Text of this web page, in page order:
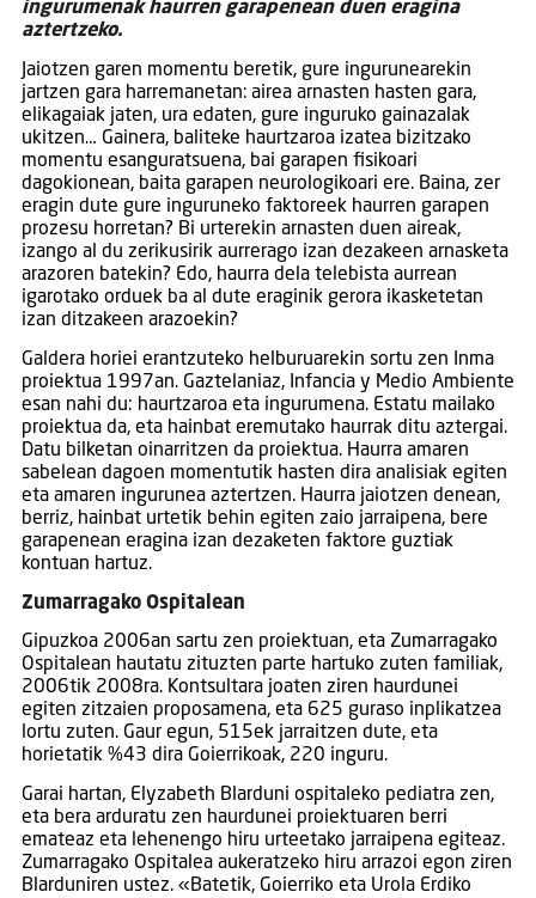
ingurumenak haurren garapenean duen eragina
aztertzeko.
Jaiotzen garen momentu beretik, gure ingurunearekin
jartzen gara harremanetan: airea arnasten hasten gara,
elikagaiak jaten, ura edaten, gure inguruko gainazalak
ukitzen… Gainera, baliteke haurtzaroa izatea bizitzako
momentu esanguratsuena, bai garapen fisikoari
dagokionean, baita garapen neurologikoari ere. Baina, zer
eragin dute gure inguruneko faktoreek haurren garapen
prozesu horretan? Bi urterekin arnasten duen aireak,
izango al du zerikusirik aurrerago izan dezakeen arnasketa
arazoren batekin? Edo, haurra dela telebista aurrean
igarotako orduek ba al dute eraginik gerora ikasketetan
izan ditzakeen arazoekin?
Galdera horiei erantzuteko helburuarekin sortu zen Inma
proiektua 1997an. Gaztelaniaz, Infancia y Medio Ambiente
esan nahi du: haurtzaroa eta ingurumena. Estatu mailako
proiektua da, eta hainbat eremutako haurrak ditu aztergai.
Datu bilketan oinarritzen da proiektua. Haurra amaren
sabelean dagoen momentutik hasten dira analisiak egiten
eta amaren ingurunea aztertzen. Haurra jaiotzen denean,
berriz, hainbat urtetik behin egiten zaio jarraipena, bere
garapenean eragina izan dezaketen faktore guztiak
kontuan hartuz.
Zumarragako Ospitalean
Gipuzkoa 2006an sartu zen proiektuan, eta Zumarragako
Ospitalean hautatu zituzten parte hartuko zuten familiak,
2006tik 2008ra. Kontsultara joaten ziren haurdunei
egiten zitzaien proposamena, eta 625 guraso inplikatzea
lortu zuten. Gaur egun, 515ek jarraitzen dute, eta
horietatik %43 dira Goierrikoak, 220 inguru.
Garai hartan, Elyzabeth Blarduni ospitaleko pediatra zen,
eta bera arduratu zen haurdunei proiektuaren berri
emateaz eta lehenengo hiru urteetako jarraipena egiteaz.
Zumarragako Ospitalea aukeratzeko hiru arrazoi egon ziren
Blarduniren ustez. «Batetik, Goierriko eta Urola Erdiko